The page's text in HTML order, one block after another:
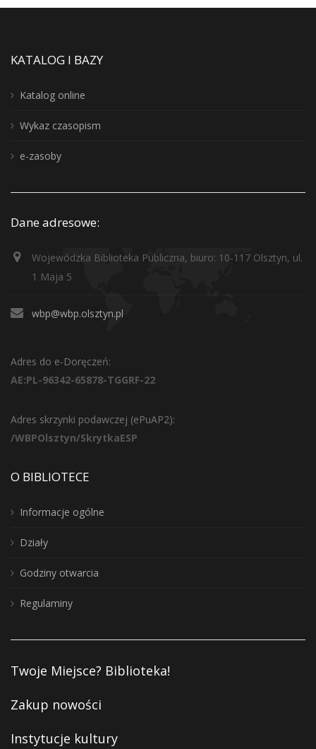
KATALOG I BAZY
Katalog online
Wykaz czasopism
e-zasoby
Dane adresowe:
Wojewódzka Biblioteka Publiczna, biuro: 10-117 Olsztyn, ul.
1 Maja 5
wbp@wbp.olsztyn.pl
Adres do e-Doręczeń:
AE:PL-96342-65878-TGGRF-22
Adres skrzynki podawczej (ePuAP2):
/WBPOlsztyn/SkrytkaESP
O BIBLIOTECE
Informacje ogólne
Działy
Godziny otwarcia
Regulaminy
Twoje Miejsce? Biblioteka!
Zakup nowości
Instytucje kultury